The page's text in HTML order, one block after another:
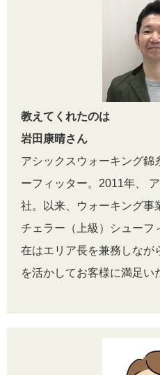
教えてくれたのは
岩田康晴さん
アシックスウォーキング錦
ーフィッター。2011年、
社。以来、ウォーキング事
チェラー（上級）シューフ
在はエリア長を兼務しなが
を活かしてお客様に満足い